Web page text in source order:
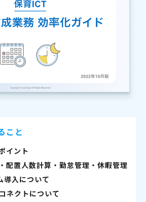
こと
イント
配置人数計算・勤怠管理・休暇管理
導入について
ネクトについて